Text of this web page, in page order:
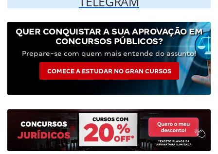
QUER CONQUISTAR A SUA APROVAÇÃO EM
CONCURSOS PÚBLICOS?
Prepare-se com quem mais entende do assunto!
COMECE A ESTUDAR NO GRAN CURSOS